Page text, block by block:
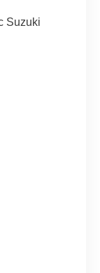
Suzuki